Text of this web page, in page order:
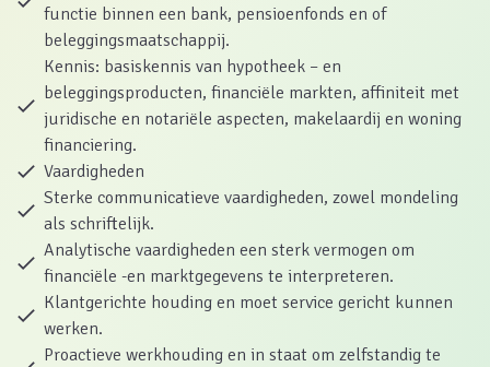
functie binnen een bank, pensioenfonds en of
beleggingsmaatschappij.
Kennis: basiskennis van hypotheek – en
beleggingsproducten, financiële markten, affiniteit met
juridische en notariële aspecten, makelaardij en woning
financiering.
Vaardigheden
Sterke communicatieve vaardigheden, zowel mondeling
als schriftelijk.
Analytische vaardigheden een sterk vermogen om
financiële -en marktgegevens te interpreteren.
Klantgerichte houding en moet service gericht kunnen
werken.
Proactieve werkhouding en in staat om zelfstandig te